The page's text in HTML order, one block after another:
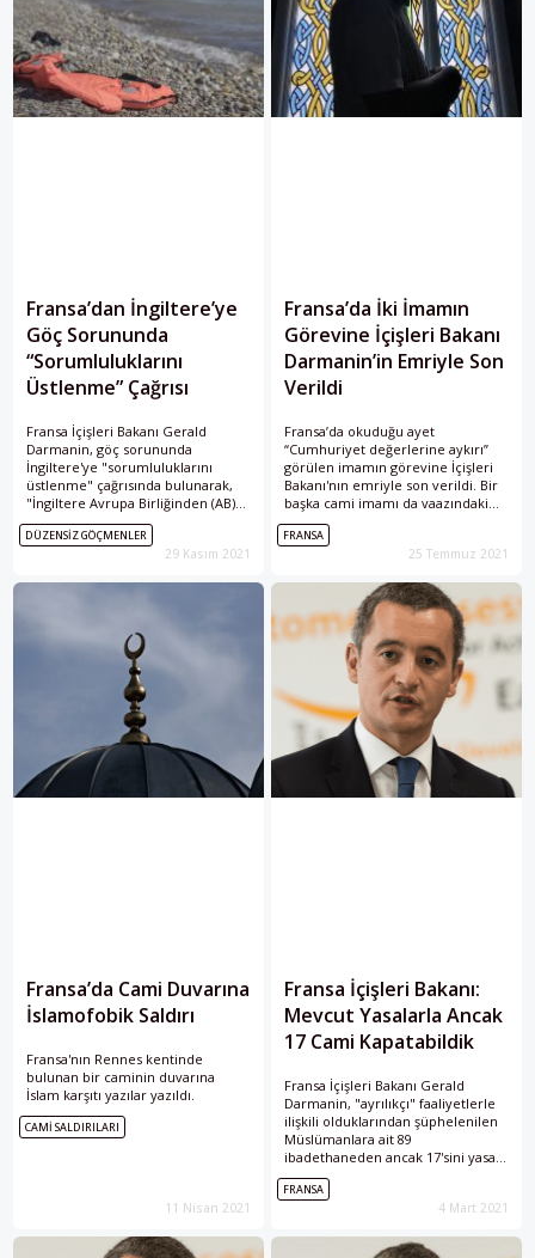
Fransa’dan İngiltere’ye
Göç Sorununda
“Sorumluluklarını
Üstlenme” Çağrısı
Fransa İçişleri Bakanı Gerald
Darmanin, göç sorununda
İngiltere'ye "sorumluluklarını
üstlenme" çağrısında bulunarak,
"İngiltere Avrupa Birliğinden (AB)
ayrıldı ama dünyadan ayrılmadı.
İngiltere'nin iltica talebinde
bulunan göçmenlere girişi
DÜZENSIZ GÖÇMENLER
29 Kasım 2021
Fransa’da İki İmamın
Görevine İçişleri Bakanı
Darmanin’in Emriyle Son
Verildi
Fransa’da okuduğu ayet
“Cumhuriyet değerlerine aykırı”
görülen imamın görevine İçişleri
Bakanı'nın emriyle son verildi. Bir
başka cami imamı da vaazındaki
ifadeler “cinsiyet eşitliğine aykırı”
görülerek görevinden alındı.
FRANSA
25 Temmuz 2021
Fransa’da Cami Duvarına
İslamofobik Saldırı
Fransa'nın Rennes kentinde
bulunan bir caminin duvarına
İslam karşıtı yazılar yazıldı.
CAMI SALDIRILARI
11 Nisan 2021
Fransa İçişleri Bakanı:
Mevcut Yasalarla Ancak
17 Cami Kapatabildik
Fransa İçişleri Bakanı Gerald
Darmanin, "ayrılıkçı" faaliyetlerle
ilişkili olduklarından şüphelenilen
Müslümanlara ait 89
ibadethaneden ancak 17'sini yasal
gerekçelerle kapatabildiklerini
söyledi.
FRANSA
4 Mart 2021